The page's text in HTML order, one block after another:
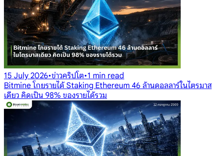
15 July 2026•ข่าวคริปโต•1 min read
Bitmine โกยรายได้ Staking Ethereum 46 ล้านดอลลาร์ในไตรมาส
เดียว คิดเป็น 98% ของรายได้รวม